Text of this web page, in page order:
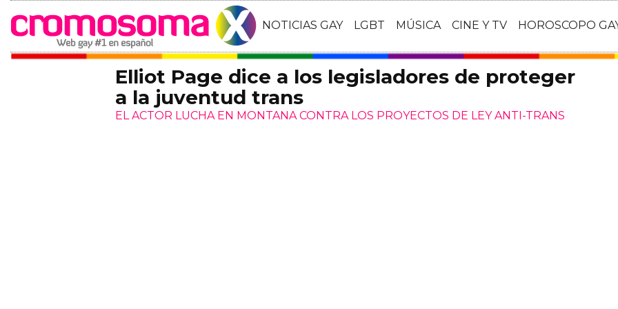
NOTICIAS GAY LGBT MÚSICA CINE Y TV HOROSCOPO
Elliot Page dice a los legisladores de proteger
a la juventud trans
EL ACTOR LUCHA EN MONTANA CONTRA LOS PROYECTOS DE LEY ANTI-TRANS